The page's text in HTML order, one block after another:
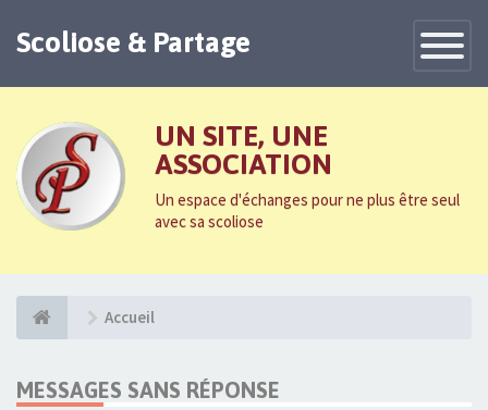
Toggle
Scoliose & Partage
UN SITE, UNE
ASSOCIATION
Un espace d'échanges pour ne plus être seul
avec sa scoliose
Accueil
MESSAGES SANS RÉPONSE